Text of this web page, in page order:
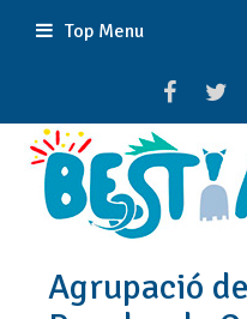
Top Menu
Agrupació